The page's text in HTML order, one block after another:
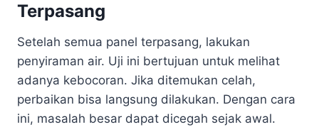
Terpasang
Setelah semua panel terpasang, lakukan
penyiraman air. Uji ini bertujuan untuk melihat
adanya kebocoran. Jika ditemukan celah,
perbaikan bisa langsung dilakukan. Dengan cara
ini, masalah besar dapat dicegah sejak awal.